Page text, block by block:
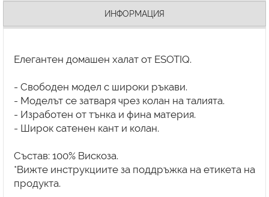
ИНФОРМАЦИЯ
Елегантен домашен халат от ESOTIQ.
- Свободен модел с широки ръкави.
- Моделът се затваря чрез колан на талията.
- Изработен от тънка и фина материя.
- Широк сатенен кант и колан.
Състав: 100% Вискоза.
*Вижте инструкциите за поддръжка на етикета на